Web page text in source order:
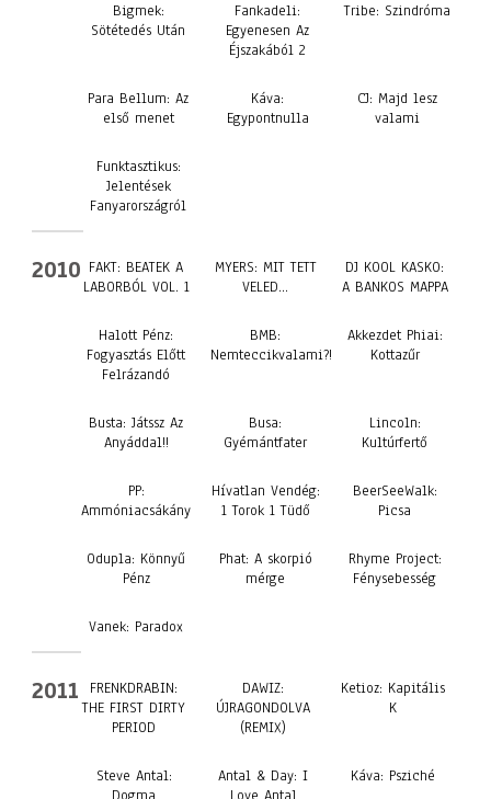
Bigmek:
Sötétedés Után
Fankadeli:
Egyenesen Az
Éjszakából 2
Tribe: Szindróma
Para Bellum: Az
első menet
Káva:
Egypontnulla
CJ: Majd lesz
valami
Funktasztikus:
Jelentések
Fanyarországról
2010 FAKT: BEATEK A
LABORBÓL VOL. 1
MYERS: MIT TETT
VELED…
DJ KOOL KASKO:
A BANKOS MAPPA
Halott Pénz:
Fogyasztás Előtt
Felrázandó
BMB:
Nemteccikvalami?!
Akkezdet Phiai:
Kottazűr
Busta: Játssz Az
Anyáddal!!
Busa:
Gyémántfater
Lincoln:
Kultúrfertő
PP:
Ammóniacsákány
Hívatlan Vendég:
1 Torok 1 Tüdő
BeerSeeWalk:
Picsa
Odupla: Könnyű
Pénz
Phat: A skorpió
mérge
Rhyme Project:
Fénysebesség
Vanek: Paradox
2011
FRENKDRABIN:
THE FIRST DIRTY
PERIOD
DAWIZ:
ÚJRAGONDOLVA
(REMIX)
Ketioz: Kapitális
K
Steve Antal:
Antal & Day: I
Káva: Psziché